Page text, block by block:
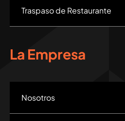
Traspaso de Restaurante
La Empresa
Nosotros